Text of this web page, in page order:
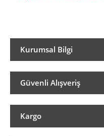
Kurumsal Bilgi
Güvenli Alışveriş
Kargo